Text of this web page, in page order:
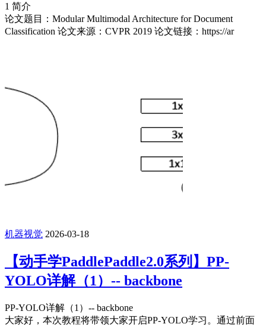
1 简介
论文题目：Modular Multimodal Architecture for Document
Classification 论文来源：CVPR 2019 论文链接：https://ar
机器视觉 2026-03-18
【动手学PaddlePaddle2.0系列】PP-
YOLO详解（1）-- backbone
PP-YOLO详解（1）-- backbone
大家好，本次教程将带领大家开启PP-YOLO学习。通过前面